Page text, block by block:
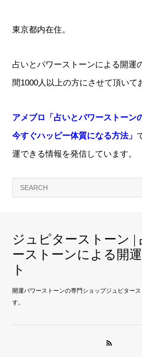
東京都内在住。
占いとパワーストーンによる開運
間1000人以上の方にさせて頂いて
アメブロ「占いとパワーストーン
今すぐハッピー体質になる方法」
運できる情報を発信しています。
ジュピターストーン |
ーストーンによる開
ト
開運パワーストーンの専門ショップジュピター
す。